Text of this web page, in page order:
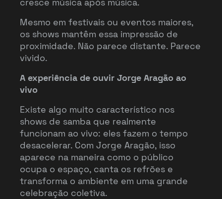
Mesmo em festivais ou eventos maiores,
os shows mantêm essa impressão de
proximidade. Não parece distante. Parece
vivido.
A experiência de ouvir Jorge Aragão ao
vivo
Existe algo muito característico nos
shows de samba que realmente
funcionam ao vivo: eles fazem o tempo
desacelerar. Com Jorge Aragão, isso
aparece na maneira como o público
ocupa o espaço, canta os refrões e
transforma o ambiente em uma grande
celebração coletiva.